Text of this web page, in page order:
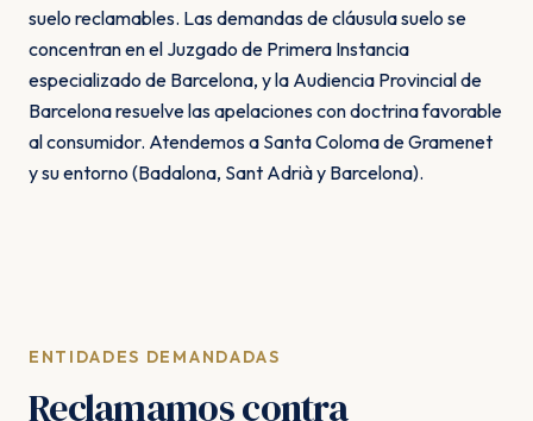
suelo reclamables. Las demandas de cláusula suelo se
concentran en el Juzgado de Primera Instancia
especializado de Barcelona, y la Audiencia Provincial de
Barcelona resuelve las apelaciones con doctrina favorable
al consumidor. Atendemos a Santa Coloma de Gramenet
y su entorno (Badalona, Sant Adrià y Barcelona).
ENTIDADES DEMANDADAS
Reclamamos contra